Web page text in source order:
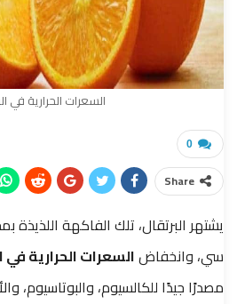
السعرات الحرارية في
0
Share
يشتهر البرتقال، تلك الفاكهة اللذيذة
سي، وانخفاضالسعرات الحرارية في
مصدرًا جيدًا للكالسيوم، والبوتاسيوم،